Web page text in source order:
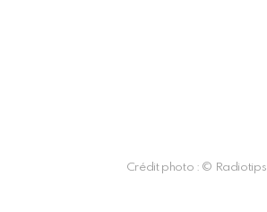
Crédit photo : © Radiotips